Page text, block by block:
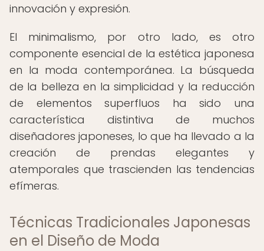
innovación y expresión.
El minimalismo, por otro lado, es otro
componente esencial de la estética japonesa
en la moda contemporánea. La búsqueda
de la belleza en la simplicidad y la reducción
de elementos superfluos ha sido una
característica distintiva de muchos
diseñadores japoneses, lo que ha llevado a la
creación de prendas elegantes y
atemporales que trascienden las tendencias
efímeras.
Técnicas Tradicionales Japonesas
en el Diseño de Moda